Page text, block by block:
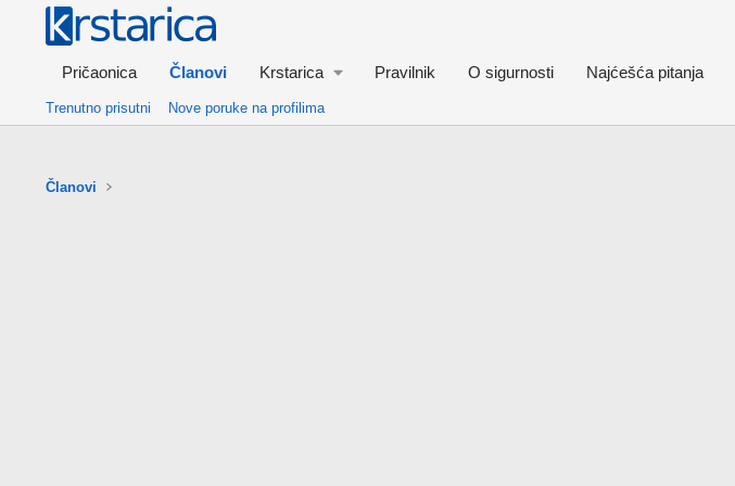
Pričaonica Članovi Krstarica Pravilnik O sigurnosti Najćešća pitanja
Trenutno prisutni Nove poruke na profilima
Članovi